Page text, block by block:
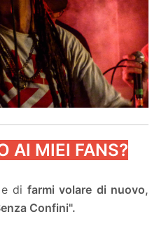
AI MIEI FANS?
di farmi volare di nuovo,
Confini".